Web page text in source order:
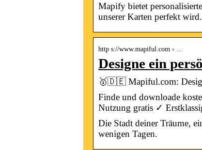
Mapify bietet
unserer Karten perfekt wird.
http s://www.mapiful.com › …
Designe ein
🥇🇩🇪 Mapiful.com:
Finde und downloade
Nutzung gratis ✓
Die Stadt deiner Träume,
wenigen Tagen.